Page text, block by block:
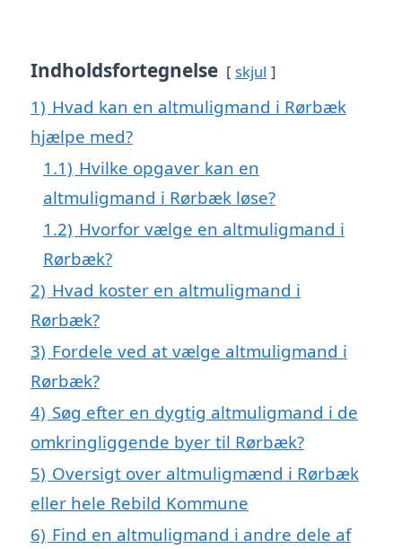
Indholdsfortegnelse skjul
1) Hvad kan en altmuligmand i Rørbæk
hjælpe med?
1.1) Hvilke opgaver kan en
altmuligmand i Rørbæk løse?
1.2) Hvorfor vælge en altmuligmand i
Rørbæk?
2) Hvad koster en altmuligmand i
Rørbæk?
3) Fordele ved at vælge altmuligmand i
Rørbæk?
4) Søg efter en dygtig altmuligmand i de
omkringliggende byer til Rørbæk?
5) Oversigt over altmuligmænd i Rørbæk
eller hele Rebild Kommune
6) Find en altmuligmand i andre dele af